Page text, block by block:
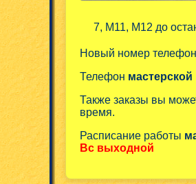
7, М11, М12 до
Новый номер
Телефон
Также заказы вы
время.
Расписание работы
Вс выходной